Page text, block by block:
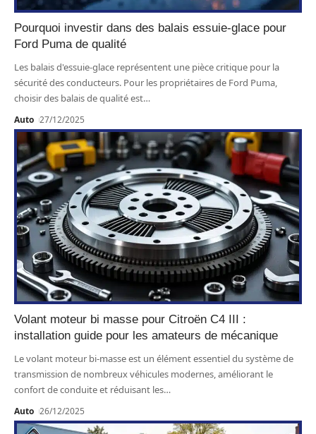
Pourquoi investir dans des balais essuie-glace pour
Ford Puma de qualité
Les balais d'essuie-glace représentent une pièce critique pour la
sécurité des conducteurs. Pour les propriétaires de Ford Puma,
choisir des balais de qualité est…
Auto 27/12/2025
Volant moteur bi masse pour Citroën C4 III :
installation guide pour les amateurs de mécanique
Le volant moteur bi-masse est un élément essentiel du système de
transmission de nombreux véhicules modernes, améliorant le
confort de conduite et réduisant les…
Auto 26/12/2025